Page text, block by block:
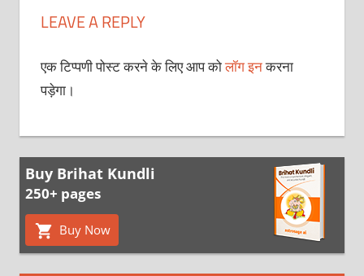
LEAVE A REPLY
एक टिप्पणी पोस्ट करने के लिए आप कोलॉग इनकरना
पड़ेगा।
Buy Brihat Kundli
250+ pages
Buy Now